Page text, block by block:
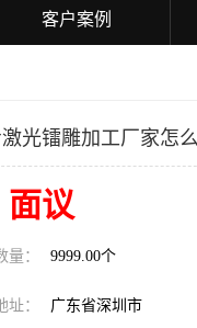
客户案例
光镭雕加工厂家怎
面议
量： 9999.00个
址： 广东省深圳市